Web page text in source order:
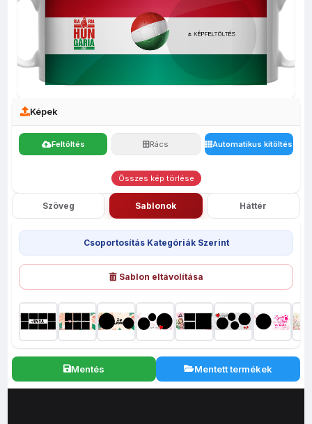
Képek
Feltöltés Rács Automatikus kitöltés
Összes kép törlése
Szöveg Sablonok Háttér
Csoportosítás Kategóriák Szerint
Sablon eltávolítása
Mentés Mentett termékek